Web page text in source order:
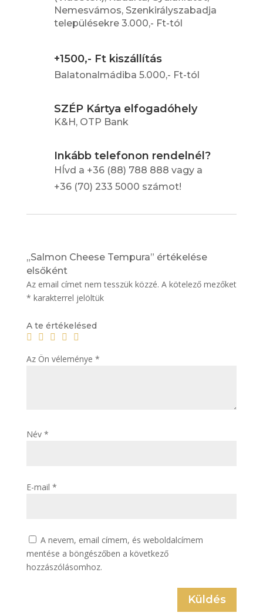
Nemesvámos, Szenkirályszabadja
településekre 3.000,- Ft-tól
+1500,- Ft kiszállítás
Balatonalmádiba 5.000,- Ft-tól
SZÉP Kártya elfogadóhely
K&H, OTP Bank
Inkább telefonon rendelnél?
HÍvd a +36 (88) 788 888 vagy a
+36 (70) 233 5000 számot!
„Salmon Cheese Tempura” értékelése
elsőként
Az email címet nem tesszük közzé. A kötelező mezőket
* karakterrel jelöltük
A te értékelésed
Az Ön véleménye *
Név *
E-mail *
A nevem, email címem, és weboldalcímem
mentése a böngészőben a következő
hozzászólásomhoz.
Küldés